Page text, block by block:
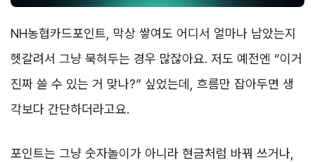
NH농협카드포인트, 막상 쌓여도 어디서 얼마나 남았는지
헷갈려서 그냥 묵혀두는 경우 많잖아요. 저도 예전엔 “이거
진짜 쓸 수 있는 거 맞나?” 싶었는데, 흐름만 잡아두면 생
각보다 간단하더라고요.
포인트는 그냥 숫자놀이가 아니라 현금처럼 바꿔 쓰거나,